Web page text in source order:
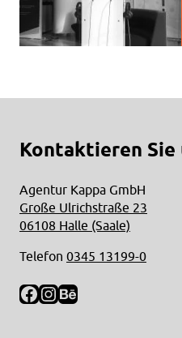
Kontaktieren Sie
Agentur Kappa GmbH
Große Ulrichstraße 23
06108 Halle (Saale)
Telefon 0345 13199-0
Facebook
Instagram
Behance